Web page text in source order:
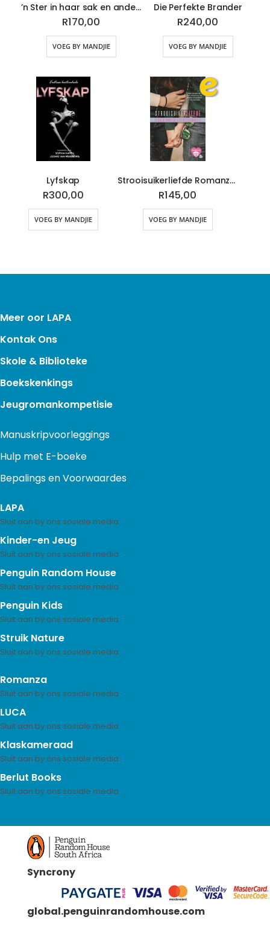
’n Ster in haar sak en ander verhale FET (EBOEK)
R170,00
VOEG BY MANDJIE
Die Perfekte Brander
R240,00
VOEG BY MANDJIE
Lyfskap
R300,00
VOEG BY MANDJIE
Strooisuikerliefde RomanzaLiefde Bundel (EBOEK)
R145,00
VOEG BY MANDJIE
Meer oor LAPA
Kontak Ons
Skole & Biblioteke
Boekskenkings
Jeugromankompetisie
Manuskripvoorleggings
Hulp met E-boeke
Bepalings en Voorwaardes
LAPA
Kinder-en Jeug
Penguin Random House
Penguin Kids
Struik Nature
Romanza
LUCA
Klaskameraad
Berlut Books
Syncrony
global.penguinrandomhouse.com